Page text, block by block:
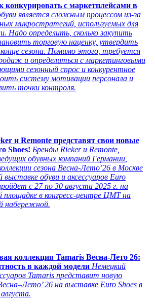
конкурировать с маркетплейсами в
является сложным процессом из-за
микростратегий, используемых для
Надо определить, сколько закупить
торговую наценку, утвердить
сезона. Помимо этого, требуется
и определиться с маркетинговыми
сезонный спрос и конкурентное
систему мотивации персонала и
точки контроля.
и Remonte представят свои новые
Shoes! Бренды Rieker и Remonte,
обувных компаний Германии,
сезона Весна-Лето’26 в Москве
обуви и аксессуаров Euro
c 27 по 30 августа 2025 г. на
площадке в конгресс-центре ЦМТ на
набережной.
коллекция Tamaris Весна-Лето 26:
в каждой модели Немецкий
Tamaris представит новую
26 на выставке Euro Shoes в